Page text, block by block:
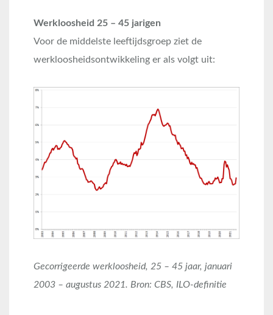
Werkloosheid 25 – 45 jarigen
Voor de middelste leeftijdsgroep ziet de
werkloosheidsontwikkeling er als volgt uit:
Gecorrigeerde werkloosheid, 25 – 45 jaar, januari
2003 – augustus 2021. Bron: CBS, ILO-definitie